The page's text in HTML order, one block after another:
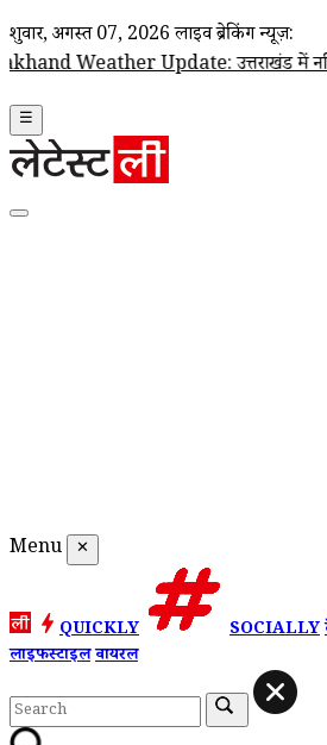
शुक्रवार, अगस्त 07, 2026 लाइव ब्रेकिंग न्यूज़:
Update: उत्तराखंड में नदियों का
☰
Menu ✕
QUICKLY SOCIALLY
लाइफस्टाइलवायरल